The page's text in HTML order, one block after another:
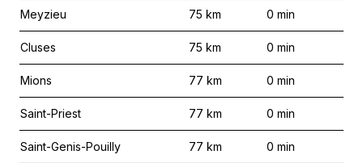
Meyzieu 75 km 0 min
Cluses 75 km 0 min
Mions 77 km 0 min
Saint-Priest 77 km 0 min
Saint-Genis-Pouilly 77 km 0 min